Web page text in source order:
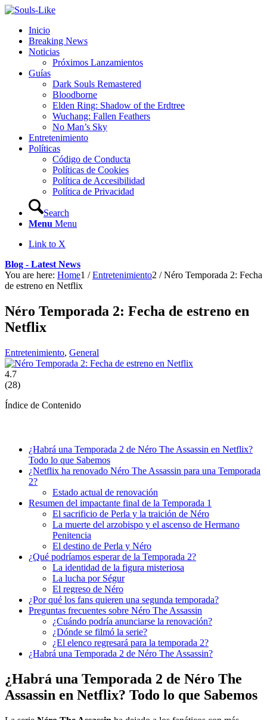
Inicio
Breaking News
Noticias
Próximos Lanzamientos
Guías
Dark Souls Remastered
Bloodborne
Elden Ring: Shadow of the Erdtree
Wuchang: Fallen Feathers
No Man’s Sky
Entretenimiento
Políticas
Código de Conducta
Políticas de Cookies
Política de Accesibilidad
Política de Privacidad
Search
Menu Menu
Link to X
Blog - Latest News
You are here: Home1 / Entretenimiento2 / Néro Temporada 2: Fecha
de estreno en Netflix
Néro Temporada 2: Fecha de estreno en
Netflix
Entretenimiento, General
4.7
(28)
Índice de Contenido
¿Habrá una Temporada 2 de Néro The Assassin en Netflix?
Todo lo que Sabemos
¿Netflix ha renovado Néro The Assassin para una Temporada
2?
Estado actual de renovación
Resumen del impactante final de la Temporada 1
El sacrificio de Perla y la traición de Néro
La muerte del arzobispo y el ascenso de Hermano
Penitencia
El destino de Perla y Néro
¿Qué podríamos esperar de la Temporada 2?
La identidad de la figura misteriosa
La lucha por Ségur
El regreso de Néro
¿Por qué los fans quieren una segunda temporada?
Preguntas frecuentes sobre Néro The Assassin
¿Cuándo podría anunciarse la renovación?
¿Dónde se filmó la serie?
¿El elenco regresará para la temporada 2?
¿Habrá una Temporada 2 de Néro The Assassin?
¿Habrá una Temporada 2 de Néro The
Assassin en Netflix? Todo lo que Sabemos